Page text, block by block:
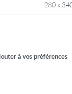
280 x
à vos préférences